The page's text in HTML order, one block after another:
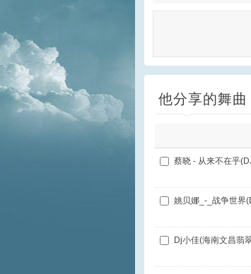
他分享的舞曲
蔡晓 - 从来不在乎
姚贝娜_-_战争世界
Dj小佳(海南文昌翡